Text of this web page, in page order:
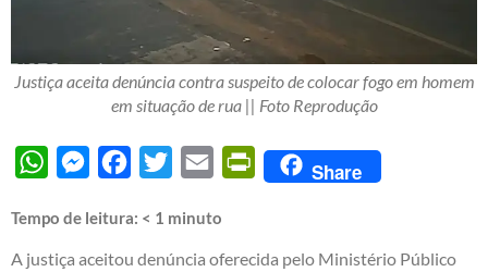
Justiça aceita denúncia contra suspeito de colocar fogo em homem
em situação de rua || Foto Reprodução
WhatsAppMessengerFacebook
Twitter Email PrintFriendly
Share
Tempo de leitura: < 1 minuto
A justiça aceitou denúncia oferecida pelo Ministério Público